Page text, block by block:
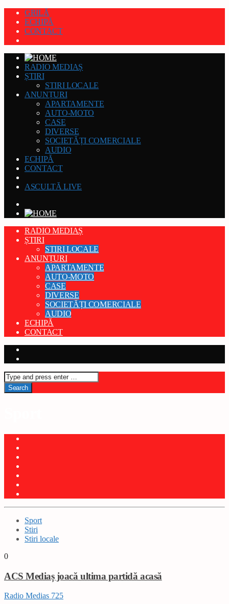
GRILĂ
ECHIPĂ
CONTACT
RADIO MEDIAȘ
ȘTIRI
STIRI LOCALE
ANUNȚURI
APARTAMENTE
AUTO-MOTO
CASE
DIVERSE
SOCIETĂȚI COMERCIALE
AUDIO
ECHIPĂ
CONTACT
ASCULTĂ LIVE
RADIO MEDIAȘ
ȘTIRI
STIRI LOCALE
ANUNȚURI
APARTAMENTE
AUTO-MOTO
CASE
DIVERSE
SOCIETĂȚI COMERCIALE
AUDIO
ECHIPĂ
CONTACT
Sport
Stiri
Stiri locale
0
ACS Mediaș joacă ultima partidă acasă
Radio Medias 725